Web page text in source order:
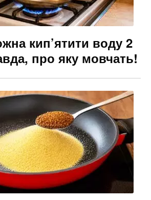
кип’ятити воду 2
про яку мовчать!